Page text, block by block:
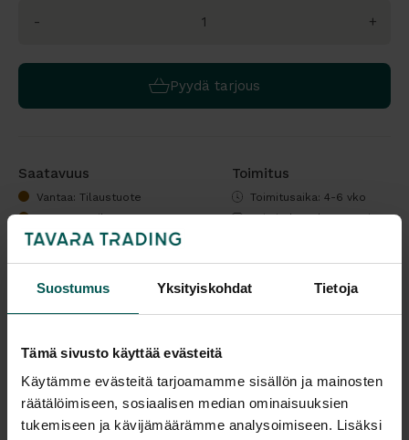
Suostumus Yksityiskohdat Tietoja
Tämä sivusto käyttää evästeitä
Käytämme evästeitä tarjoamamme sisällön ja mainosten
räätälöimiseen, sosiaalisen median ominaisuuksien
tukemiseen ja kävijämäärämme analysoimiseen. Lisäksi
- +
Pyydä tarjous
Saatavuus
Vantaa: Tilaustuote
Tampere: Tilaustuote
Toimitus
Toimitusaika: 4-6 vko
Toimitukset kattavasti
Tulosta tuotekortti
Kaikki valmistajan tuotteet tilattavissa kauttamme.